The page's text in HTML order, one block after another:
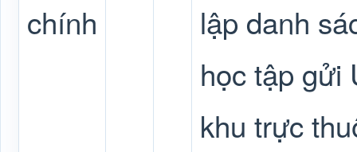
chính
lập danh
học tập gửi
khu trực